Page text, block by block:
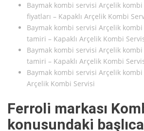
Baymak kombi servisi Arçelik
fiyatları – Kapaklı Arçelik Kombi
Baymak kombi servisi Arçelik
tamiri – Kapaklı Arçelik Kombi
Baymak kombi servisi Arçelik
tamiri – Kapaklı Arçelik Kombi
Baymak kombi servisi Arçelik
Arçelik Kombi Servisi
Ferroli markası
konusundaki başlıca